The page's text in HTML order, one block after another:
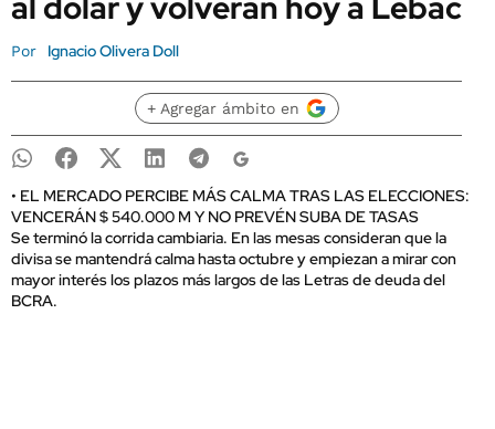
Por Ignacio Olivera Doll
+ Agregar ámbito en
• EL MERCADO PERCIBE MÁS CALMA TRAS LAS ELECCIONES:
VENCERÁN $ 540.000 M Y NO PREVÉN SUBA DE TASAS
Se terminó la corrida cambiaria. En las mesas consideran que la
divisa se mantendrá calma hasta octubre y empiezan a mirar con
mayor interés los plazos más largos de las Letras de deuda del
BCRA.